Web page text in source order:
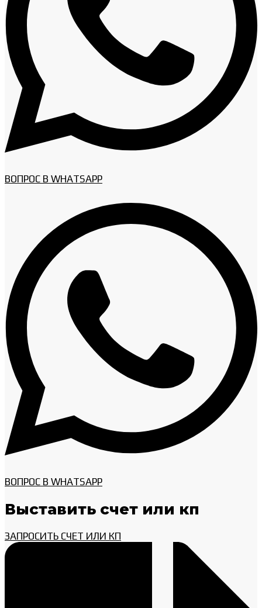
ВОПРОС В WHATSAPP
ВОПРОС В WHATSAPP
Выставить счет или кп
ЗАПРОСИТЬ СЧЕТ ИЛИ КП